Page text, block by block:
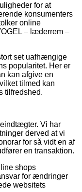
for at
konsumenters
online
– læderrem –
set uafhængige
popularitet. Her er
kan afgive en
tilmed kan
tilfredshed.
Vi har
derved at vi
for så vidt en af
en transaktion.
shops
for ændringer
websitets